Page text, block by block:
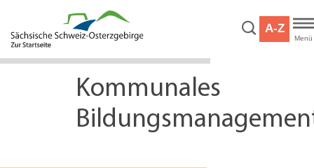
Hauptinhalt
Service
A-Z
Menü
Kommunales